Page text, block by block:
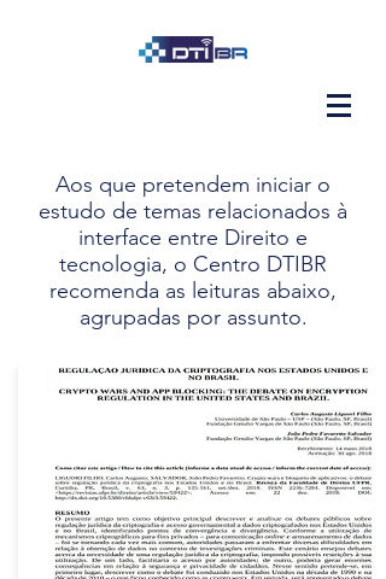
Aos que pretendem iniciar o
estudo de temas relacionados à
interface entre Direito e
tecnologia, o Centro DTIBR
recomenda as leituras abaixo,
agrupadas por assunto.